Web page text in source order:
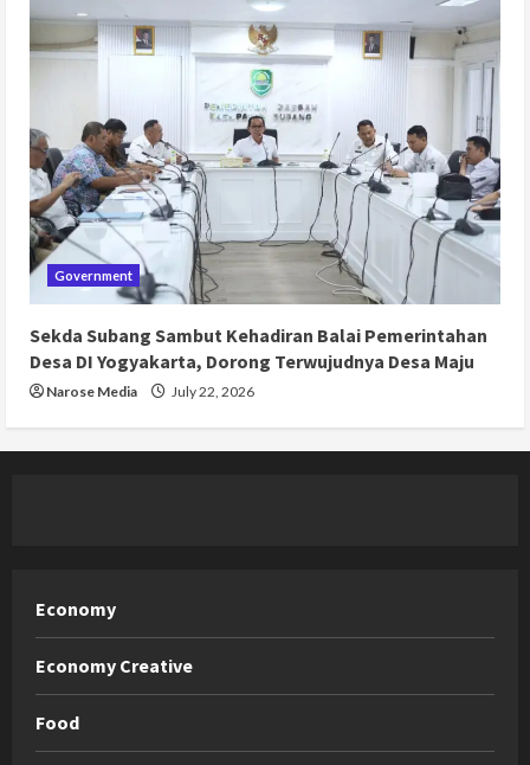
Government
Sekda Subang Sambut Kehadiran Balai Pemerintahan
Desa DI Yogyakarta, Dorong Terwujudnya Desa Maju
Narose Media July 22, 2026
Economy
Economy Creative
Food